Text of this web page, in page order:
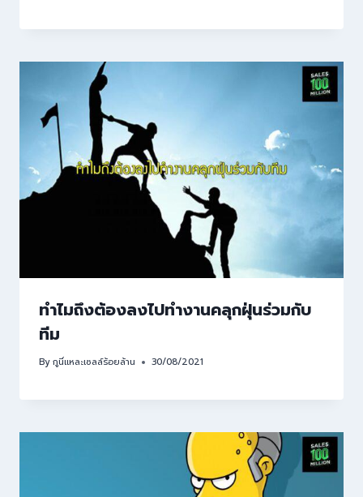
ทำไมถึงต้องลงไปทำงานคลุกฝุ่นร่วมกับ
ทีม
Byกูนี่แหละเซลล์ร้อยล้าน 30/08/2021